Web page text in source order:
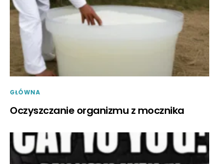
GŁÓWNA
Oczyszczanie organizmu z mocznika